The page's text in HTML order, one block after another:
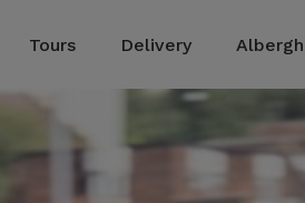
Tours Delivery